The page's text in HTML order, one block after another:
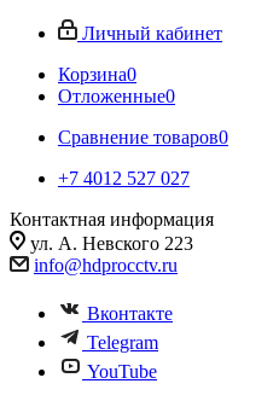
Личный кабинет
Корзина0
Отложенные0
Сравнение товаров0
+7 4012 527 027
Контактная информация
ул. А. Невского 223
info@hdprocctv.ru
Вконтакте
Telegram
YouTube